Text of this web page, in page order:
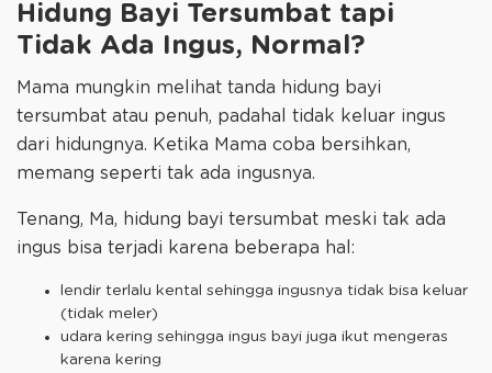
Hidung Bayi Tersumbat tapi
Tidak Ada Ingus, Normal?
Mama mungkin melihat tanda hidung bayi
tersumbat atau penuh, padahal tidak keluar ingus
dari hidungnya. Ketika Mama coba bersihkan,
memang seperti tak ada ingusnya.
Tenang, Ma, hidung bayi tersumbat meski tak ada
ingus bisa terjadi karena beberapa hal:
lendir terlalu kental sehingga ingusnya tidak bisa keluar
(tidak meler)
udara kering sehingga ingus bayi juga ikut mengeras
karena kering